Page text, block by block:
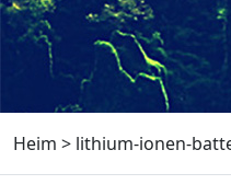
Heim > lithium-ionen-